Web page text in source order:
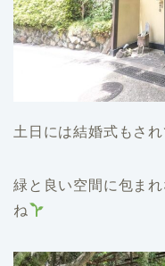
土日には結婚式もされ
緑と良い空間に包ま
ね